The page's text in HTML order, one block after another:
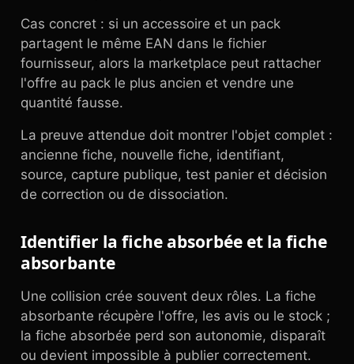
Cas concret : si un accessoire et un pack
partagent le même EAN dans le fichier
fournisseur, alors la marketplace peut rattacher
l'offre au pack le plus ancien et vendre une
quantité fausse.
La preuve attendue doit montrer l'objet complet :
ancienne fiche, nouvelle fiche, identifiant,
source, capture publique, test panier et décision
de correction ou de dissociation.
Identifier la fiche absorbée et la fiche
absorbante
Une collision crée souvent deux rôles. La fiche
absorbante récupère l'offre, les avis ou le stock ;
la fiche absorbée perd son autonomie, disparaît
ou devient impossible à publier correctement.